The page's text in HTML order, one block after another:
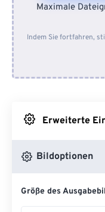
Von
Maximale
Indem Sie fortfahren,
Erweiterte
Bildoptionen
Größe des